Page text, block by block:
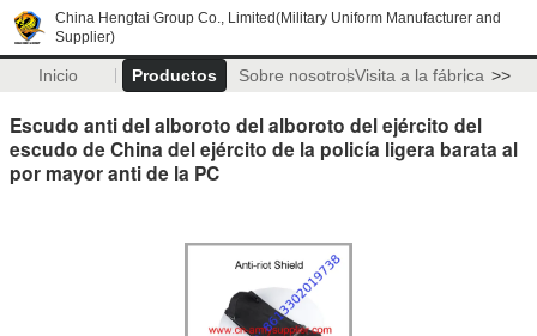
China Hengtai Group Co., Limited(Military Uniform Manufacturer and
Supplier)
Inicio Productos Sobre nosotrosVisita a la fábrica >>
Escudo anti del alboroto del alboroto del ejército del
escudo de China del ejército de la policía ligera barata al
por mayor anti de la PC